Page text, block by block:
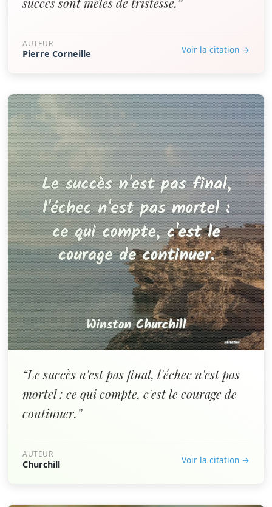
AUTEUR
Pierre Corneille Voir la citation →
“Le succès n'est pas final, l'échec n'est pas
mortel : ce qui compte, c'est le courage de
continuer.”
AUTEUR
Churchill Voir la citation →